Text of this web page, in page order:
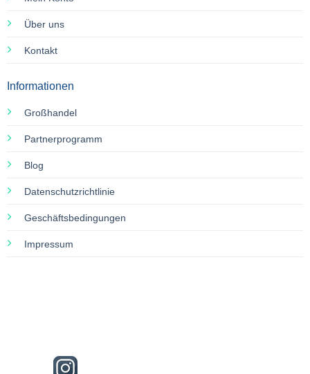
Über uns
Kontakt
Informationen
Großhandel
Partnerprogramm
Blog
Datenschutzrichtlinie
Geschäftsbedingungen
Impressum